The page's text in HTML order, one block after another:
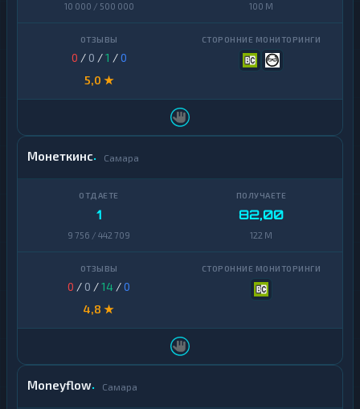
10 000 / 500 000 100 M
0 / 0 /1 /0
5,0 ★
Монеткинс Самара
1
9 756 / 442 709
82,00
122 M
0 / 0 /14 /0
4,8 ★
Moneyflow Самара